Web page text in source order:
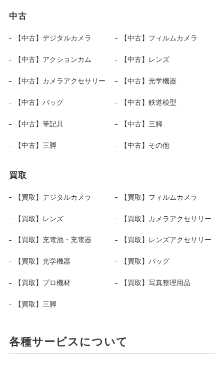
中古
【中古】デジタルカメラ 【中古】フィルムカメラ
【中古】アクションカム 【中古】レンズ
【中古】カメラアクセサリー 【中古】光学機器
【中古】バッグ 【中古】鉄道模型
【中古】筆記具 【中古】三脚
【中古】三脚 【中古】その他
買取
【買取】デジタルカメラ 【買取】フィルムカメラ
【買取】レンズ 【買取】カメラアクセサリー
【買取】充電池・充電器 【買取】レンズアクセサリー
【買取】光学機器 【買取】バッグ
【買取】プロ機材 【買取】写真整理用品
【買取】三脚
各種サービスについて